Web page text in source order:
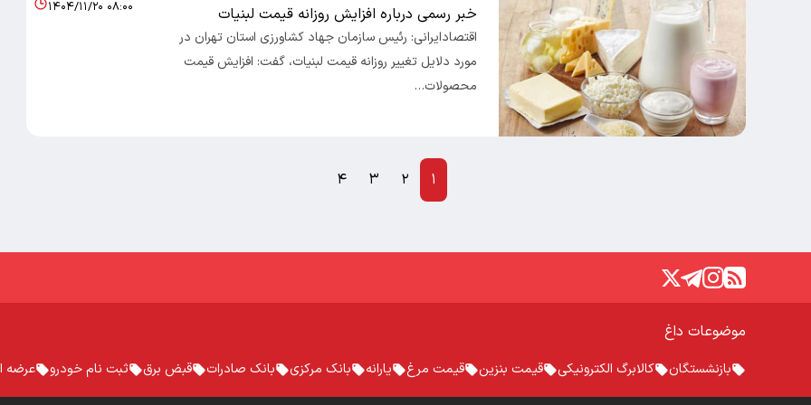
خبر رسمی درباره افزایش روزانه قیمت لبنیات
اقتصادایرانی: رئیس سازمان جهاد کشاورزی استان تهران در
مورد دلایل تغییر روزانه قیمت لبنیات، گفت: افزایش قیمت
محصولات…
۱۴۰۴/۱۱/۲۰ ۰۸:۰۰
۱ ۲ ۳ ۴
موضوعات داغ
بازنشستگان کالابرگ الکترونیکی قیمت بنزین قیمت مرغ یارانه بانک مرکزی بانک صادرات قبض برق ثبت نام خودرو عرضه